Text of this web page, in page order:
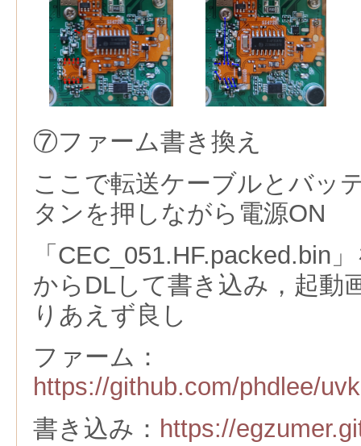
⑦ファーム書き換え
ここで転送ケーブルとバッ
タンを押しながら電源ON
「CEC_051.HF.packed.bin
からDLして書き込み，起動
りあえず良し
ファーム：
https://github.com/phdlee/
書き込み： https://